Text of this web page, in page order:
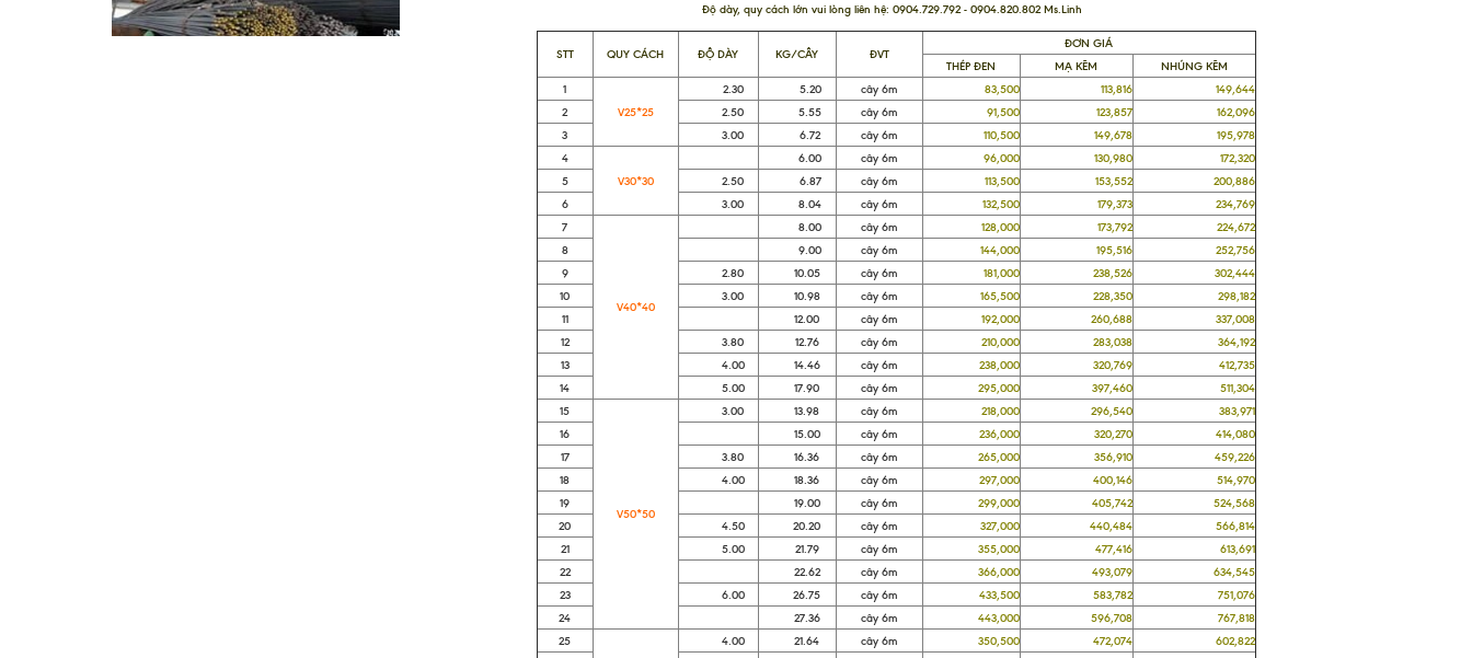
Độ dày, quy cách lớn vui lòng liên hệ: 0904.729.792 - 0904.820.802 Ms.Linh
STT QUY CÁCH ĐỘ DÀY KG/CÂY ĐVT
ĐƠN GIÁ
THÉP ĐEN
MẠ KẼM
NHÚNG KẼM
1
V25*25
2.30 5.20 cây 6m 83,500 113,816
149,644
2
2.50 5.55 cây 6m 91,500 123,857
162,096
3
3.00 6.72 cây 6m 110,500 149,678
195,978
4
V30*30
6.00 cây 6m 96,000 130,980
172,320
5
2.50 6.87 cây 6m 113,500 153,552
200,886
6
3.00 8.04 cây 6m 132,500 179,373
234,769
7
V40*40
8.00 cây 6m 128,000 173,792
224,672
8
9.00 cây 6m 144,000 195,516
252,756
9
2.80 10.05 cây 6m 181,000 238,526
302,444
10
3.00 10.98 cây 6m 165,500 228,350
298,182
11
12.00 cây 6m 192,000 260,688
337,008
12
3.80 12.76 cây 6m 210,000 283,038
364,192
13
4.00 14.46 cây 6m 238,000 320,769
412,735
14
5.00 17.90 cây 6m 295,000 397,460
511,304
15
V50*50
3.00 13.98 cây 6m 218,000 296,540
383,971
16
15.00 cây 6m 236,000 320,270
414,080
17
3.80 16.36 cây 6m 265,000 356,910
459,226
18
4.00 18.36 cây 6m 297,000 400,146
514,970
19
19.00 cây 6m 299,000 405,742
524,568
20
4.50 20.20 cây 6m 327,000 440,484
566,814
21
5.00 21.79 cây 6m 355,000 477,416
613,691
22
22.62 cây 6m 366,000 493,079
634,545
23
6.00 26.75 cây 6m 433,500 583,782
751,076
24
27.36 cây 6m 443,000 596,708
767,818
25
4.00 21.64 cây 6m 350,500 472,074
602,822